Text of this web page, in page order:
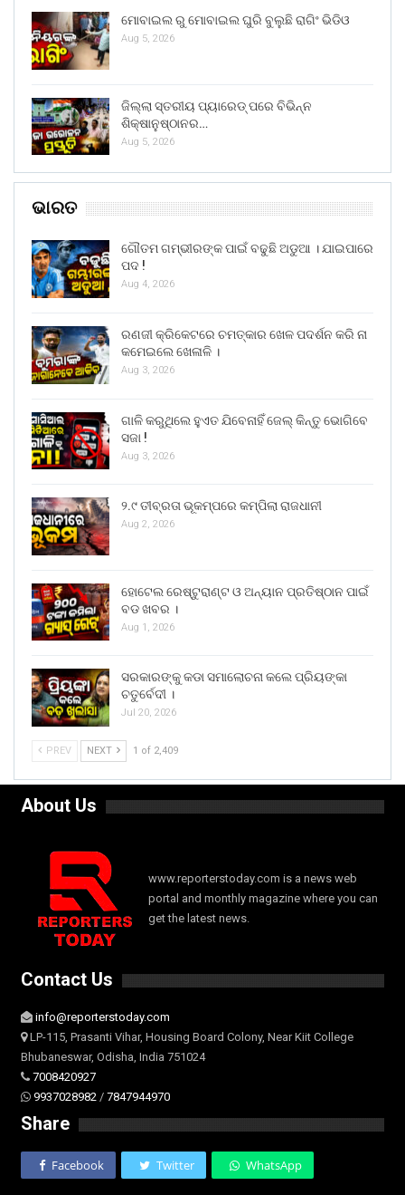
ମୋବାଇଲ ରୁ ମୋବାଇଲ ଘୁରି ବୁଲୁଛି ରାଗିଂ ଭିଡିଓ
Aug 5, 2026
ଜିଲ୍ଲା ସ୍ତରୀୟ ପ୍ୟାରେଡ୍ ପରେ ବିଭିନ୍ନ
ଶିକ୍ଷାନୁଷ୍ଠାନର…
Aug 5, 2026
ଭାରତ
ଗୌତମ ଗମ୍ଭୀରଙ୍କ ପାଇଁ ବଢୁଛି ଅଡୁଆ । ଯାଇପାରେ
ପଦ !
Aug 4, 2026
ରଣଜୀ କ୍ରିକେଟରେ ଚମତ୍କାର ଖେଳ ପଦର୍ଶନ କରି ନା
କମେଇଲେ ଖେଳାଳି ।
Aug 3, 2026
ଗାଳି କରୁଥିଲେ ହୁଏତ ଯିବେନାହିଁ ଜେଲ୍ କିନ୍ତୁ ଭୋଗିବେ
ସଜା !
Aug 3, 2026
୨.୯ ତୀବ୍ରତା ଭୂକମ୍ପରେ କମ୍ପିଲା ରାଜଧାନୀ
Aug 2, 2026
ହୋଟେଲ ରେଷ୍ଟୁରାଣ୍ଟ ଓ ଅନ୍ୟାନ ପ୍ରତିଷ୍ଠାନ ପାଇଁ
ବଡ ଖବର ।
Aug 1, 2026
ସରକାରଙ୍କୁ କଡା ସମାଲୋଚନା କଲେ ପ୍ରିୟଙ୍କା
ଚତୁର୍ବେଦୀ ।
Jul 20, 2026
PREV NEXT 1 of 2,409
About Us
www.reporterstoday.com is a news web
portal and monthly magazine where you can
get the latest news.
Contact Us
info@reporterstoday.com
LP-115, Prasanti Vihar, Housing Board Colony, Near Kiit College
Bhubaneswar, Odisha, India 751024
7008420927
9937028982 / 7847944970
Share
Facebook Twitter WhatsApp